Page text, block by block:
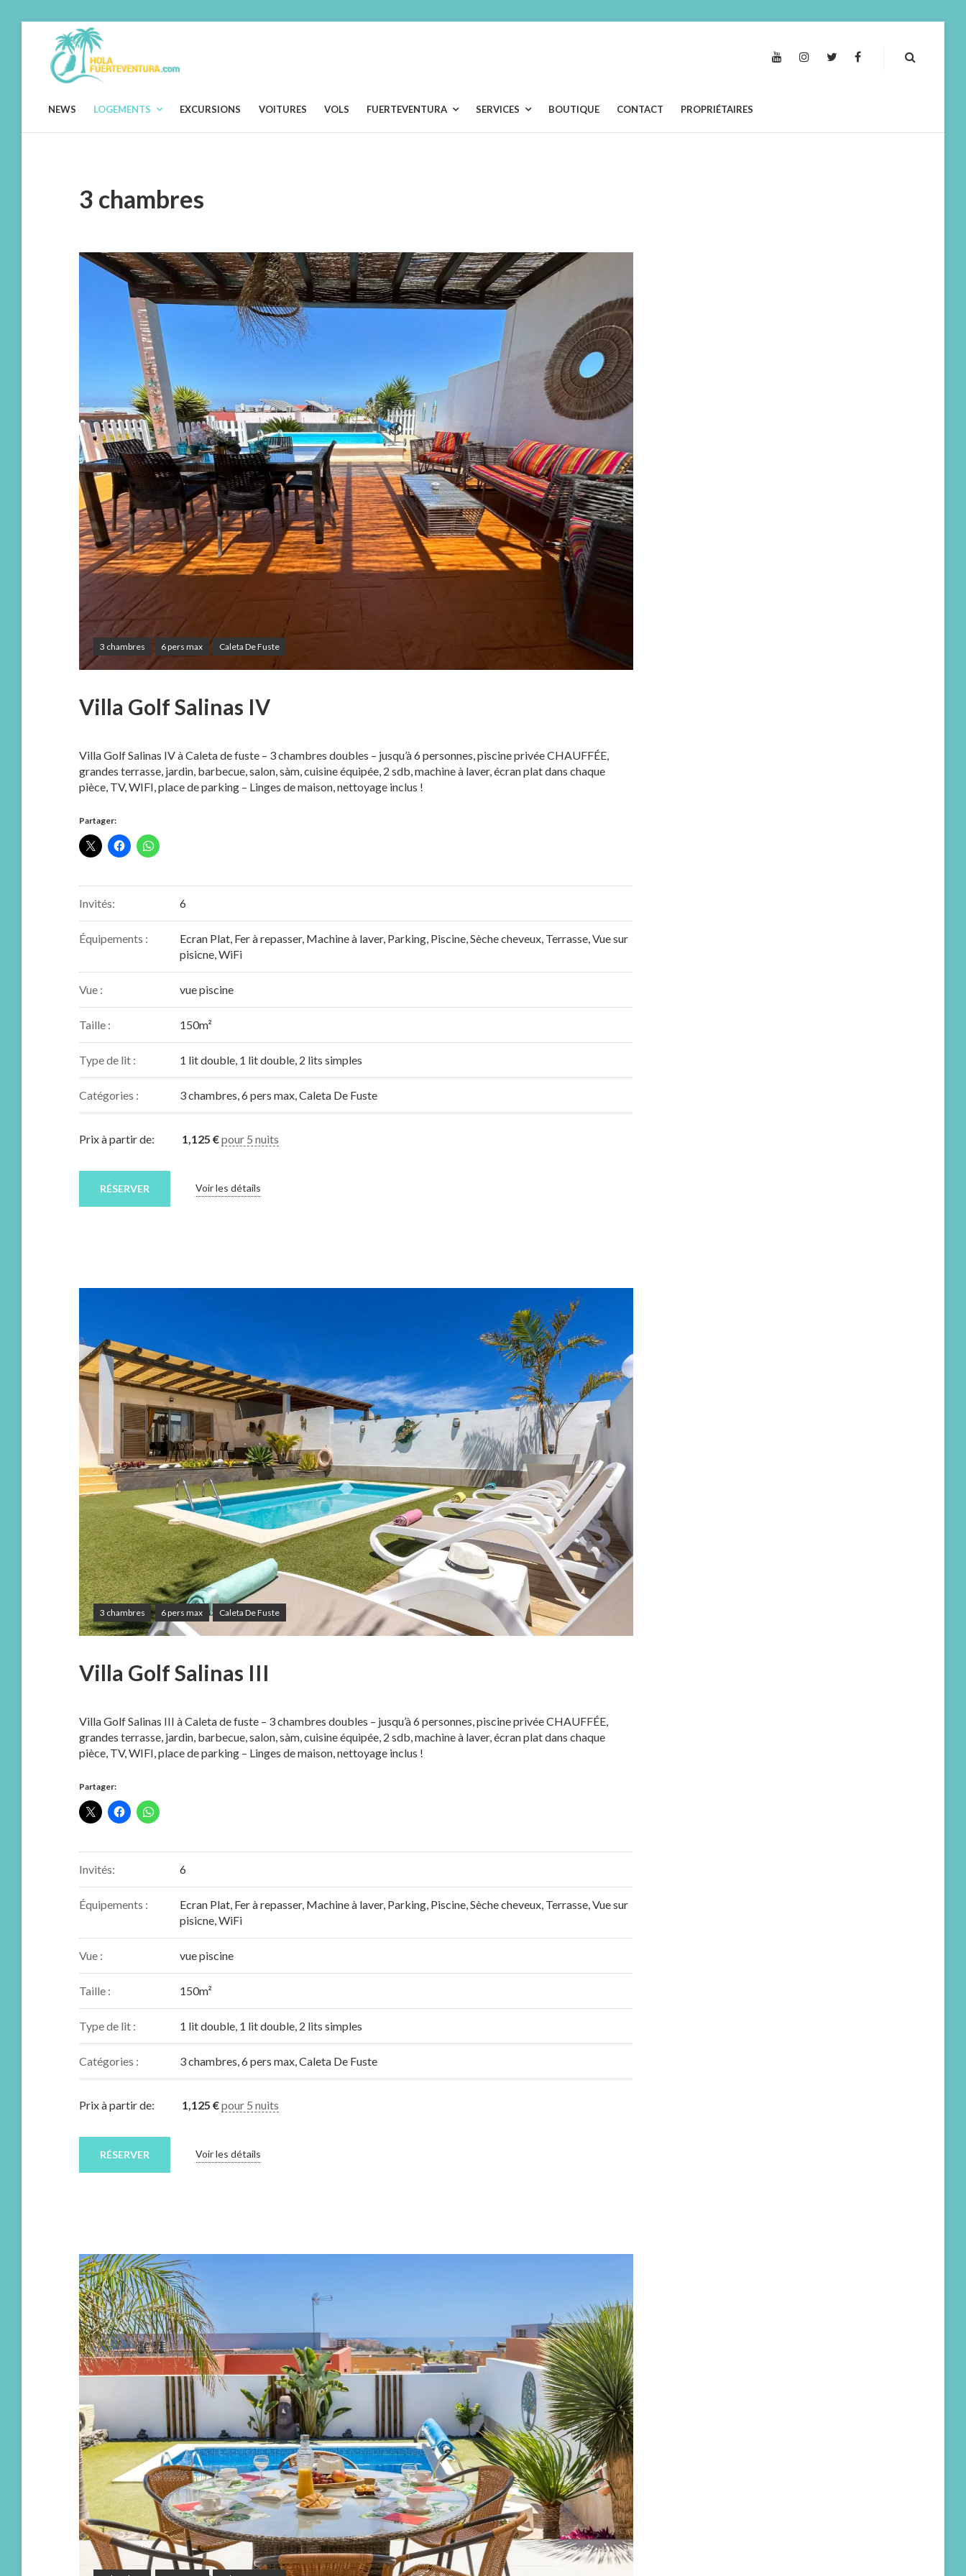
contentHOLAFUERTEVENTURA.COM
Vos
vacances,
notre
!
NEWS LOGEMENTS EXCURSIONS VOITURES VOLS FUERTEVENTURA SERVICES BOUTIQUE CONTACT PROPRIÉTAIRES
YOUTUBEINSTAGRAM
TWITTERFACEBOOK
3 chambres
3 chambres 6 pers max Caleta De Fuste
Villa Golf Salinas IV
Villa Golf Salinas IV à Caleta de fuste – 3 chambres doubles – jusqu’à 6 personnes, piscine privée CHAUFFÉE,
grandes terrasse, jardin, barbecue, salon, sàm, cuisine équipée, 2 sdb, machine à laver, écran plat dans chaque
pièce, TV, WIFI, place de parking – Linges de maison, nettoyage inclus !
Partager:
Invités: 6
Équipements : Ecran Plat, Fer à repasser, Machine à laver, Parking, Piscine,Sèche cheveux, Terrasse,Vue sur
pisicne,WiFi
Vue : vue piscine
Taille : 150m²
Type de lit : 1 lit double, 1 lit double, 2 lits simples
Catégories : 3 chambres,6 pers max,Caleta De Fuste
Prix à partir de: 1,125 €pour 5 nuits
Voir les détails
RÉSERVER
3 chambres 6 pers max Caleta De Fuste
Villa Golf Salinas III
Villa Golf Salinas III à Caleta de fuste – 3 chambres doubles – jusqu’à 6 personnes, piscine privée CHAUFFÉE,
grandes terrasse, jardin, barbecue, salon, sàm, cuisine équipée, 2 sdb, machine à laver, écran plat dans chaque
pièce, TV, WIFI, place de parking – Linges de maison, nettoyage inclus !
Partager:
Invités: 6
Équipements : Ecran Plat Fer à repasser, Machine à laver, Parking Piscine Sèche cheveux Terrasse Vue sur
pisicne WiFi
Vue : vue piscine
Taille : 150m²
Type de lit : 1 lit double, 1 lit double, 2 lits simples
Catégories : 3 chambres 6 pers max Caleta De Fuste
Prix à partir de: 1,125 €pour 5 nuits
Voir les détails
RÉSERVER